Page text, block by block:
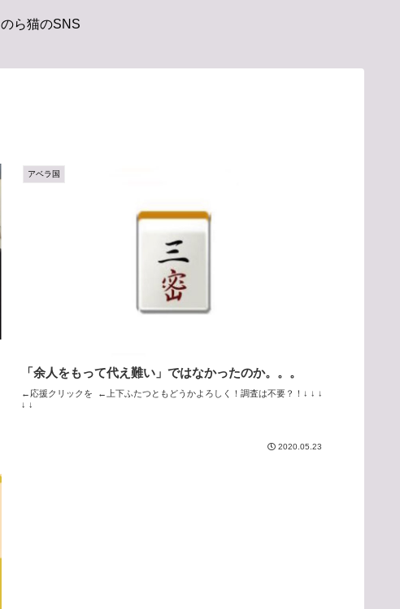
のら猫のSNS
アベラ国
「余人をもって代え難い」ではなかったのか。。。
←応援クリックを ←上下ふたつともどうかよろしく！調査は不要？！↓ ↓ ↓
↓ ↓
2020.05.23